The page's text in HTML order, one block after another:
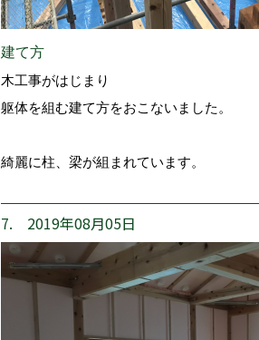
建て方
木工事がはじまり
躯体を組む建て方をおこないました。
綺麗に柱、梁が組まれています。
7. 2019年08月05日